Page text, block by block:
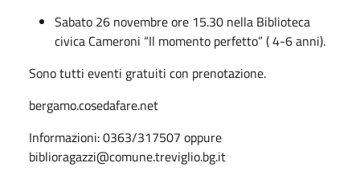
Sabato 26 novembre ore 15.30 nella Biblioteca
civica Cameroni “Il momento perfetto” ( 4-6 anni).
Sono tutti eventi gratuiti con prenotazione.
bergamo.cosedafare.net
Informazioni: 0363/317507 oppure
biblioragazzi@comune.treviglio.bg.it